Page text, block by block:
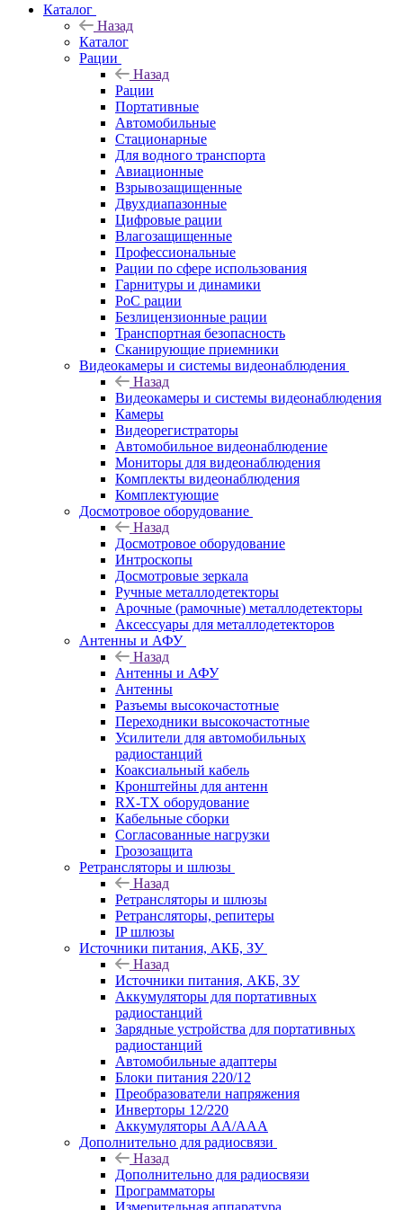
Каталог
Назад
Каталог
Рации
Назад
Рации
Портативные
Автомобильные
Стационарные
Для водного транспорта
Авиационные
Взрывозащищенные
Двухдиапазонные
Цифровые рации
Влагозащищенные
Профессиональные
Рации по сфере использования
Гарнитуры и динамики
PoC рации
Безлицензионные рации
Транспортная безопасность
Сканирующие приемники
Видеокамеры и системы видеонаблюдения
Назад
Видеокамеры и системы видеонаблюдения
Камеры
Видеорегистраторы
Автомобильное видеонаблюдение
Мониторы для видеонаблюдения
Комплекты видеонаблюдения
Комплектующие
Досмотровое оборудование
Назад
Досмотровое оборудование
Интроскопы
Досмотровые зеркала
Ручные металлодетекторы
Арочные (рамочные) металлодетекторы
Аксессуары для металлодетекторов
Антенны и АФУ
Назад
Антенны и АФУ
Антенны
Разъемы высокочастотные
Переходники высокочастотные
Усилители для автомобильных
радиостанций
Коаксиальный кабель
Кронштейны для антенн
RX-TX оборудование
Кабельные сборки
Согласованные нагрузки
Грозозащита
Ретрансляторы и шлюзы
Назад
Ретрансляторы и шлюзы
Ретрансляторы, репитеры
IP шлюзы
Источники питания, АКБ, ЗУ
Назад
Источники питания, АКБ, ЗУ
Аккумуляторы для портативных
радиостанций
Зарядные устройства для портативных
радиостанций
Автомобильные адаптеры
Блоки питания 220/12
Преобразователи напряжения
Инверторы 12/220
Аккумуляторы АА/ААА
Дополнительно для радиосвязи
Назад
Дополнительно для радиосвязи
Программаторы
Измерительная аппаратура